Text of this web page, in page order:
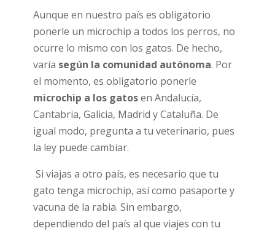
Aunque en nuestro país es obligatorio
ponerle un microchip a todos los perros, no
ocurre lo mismo con los gatos. De hecho,
varía según la comunidad autónoma. Por
el momento, es obligatorio ponerle
microchip a los gatosen Andalucía,
Cantabria, Galicia, Madrid y Cataluña. De
igual modo, pregunta a tu veterinario, pues
la ley puede cambiar.
Si viajas a otro país, es necesario que tu
gato tenga microchip, así como pasaporte y
vacuna de la rabia. Sin embargo,
dependiendo del país al que viajes con tu